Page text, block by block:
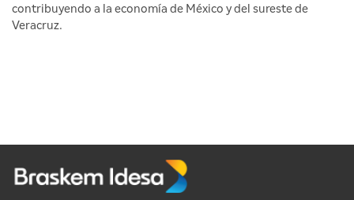
contribuyendo a la economía de México y del sureste de
Veracruz.